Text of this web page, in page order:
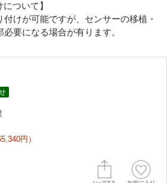
ついて】
けが可能ですが、センサーの移植・
要になる場合が有ります。
円）